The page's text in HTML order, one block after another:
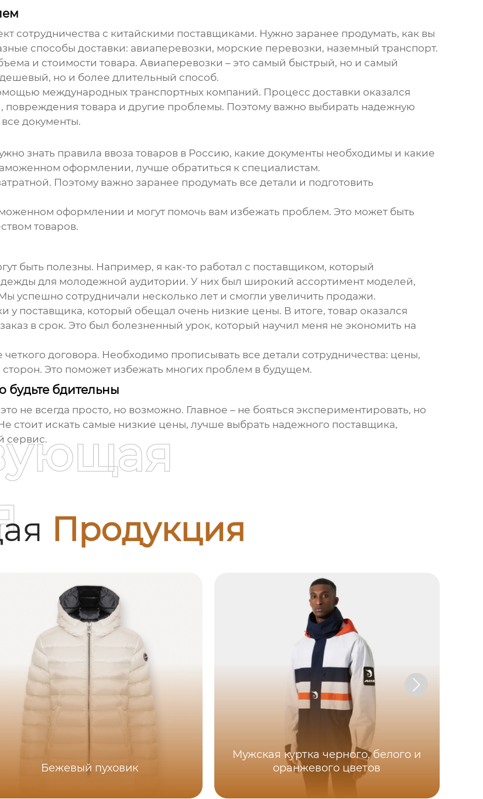
сотрудничества с китайскими поставщиками. Нужно заранее продумать, как вы
способы доставки: авиаперевозки, морские перевозки, наземный транспорт.
и стоимости товара. Авиаперевозки – это самый быстрый, но и самый
но и более длительный способ.
международных транспортных компаний. Процесс доставки оказался
товара и другие проблемы. Поэтому важно выбирать надежную
документы.
знать правила ввоза товаров в Россию, какие документы необходимы и какие
оформлении, лучше обратиться к специалистам.
Поэтому важно заранее продумать все детали и подготовить
оформлении и могут помочь вам избежать проблем. Это может быть
товаров.
быть полезны. Например, я как-то работал с поставщиком, который
для молодежной аудитории. У них был широкий ассортимент моделей,
успешно сотрудничали несколько лет и смогли увеличить продажи.
у поставщика, который обещал очень низкие цены. В итоге, товар оказался
в срок. Это был болезненный урок, который научил меня не экономить на
договора. Необходимо прописывать все детали сотрудничества: цены,
сторон. Это поможет избежать многих проблем в будущем.
будьте бдительны
не всегда просто, но возможно. Главное – не бояться экспериментировать, но
стоит искать самые низкие цены, лучше выбрать надежного поставщика,
сервис.
Продукция
Бежевый пуховик
Мужская куртка черного, белого и
оранжевого цветов